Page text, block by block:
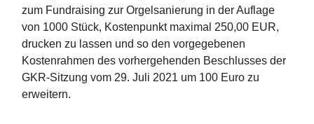
zum Fundraising zur Orgelsanierung in der Auflage
von 1000 Stück, Kostenpunkt maximal 250,00 EUR,
drucken zu lassen und so den vorgegebenen
Kostenrahmen des vorhergehenden Beschlusses der
GKR-Sitzung vom 29. Juli 2021 um 100 Euro zu
erweitern.